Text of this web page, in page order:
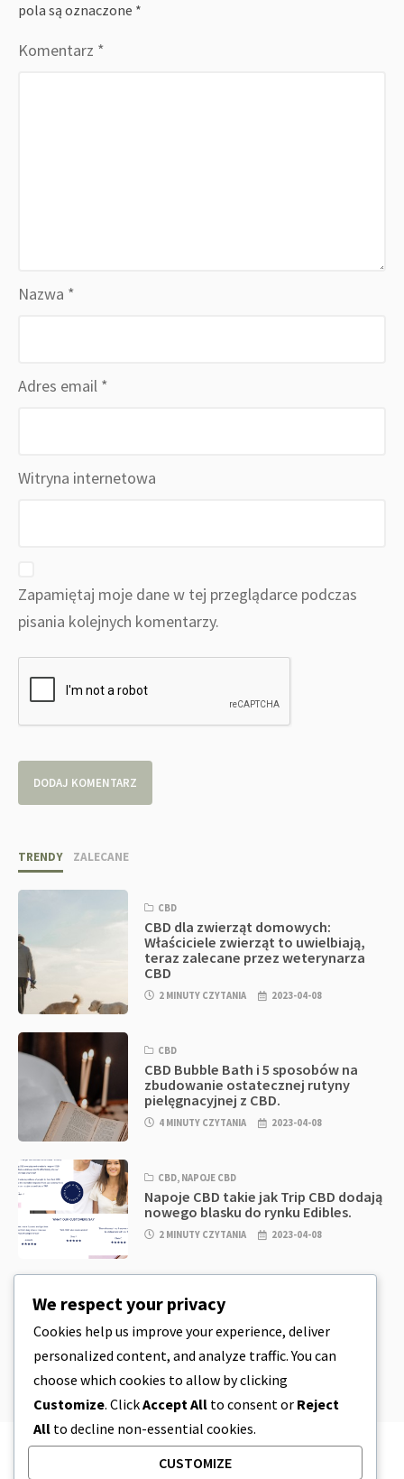
pola są oznaczone *
Komentarz *
Nazwa *
Adres email *
Witryna internetowa
Zapamiętaj moje dane w tej przeglądarce podczas
pisania kolejnych komentarzy.
TRENDY ZALECANE
CBD
CBD dla zwierząt domowych:
Właściciele zwierząt to uwielbiają,
teraz zalecane przez weterynarza
CBD
2 MINUTY CZYTANIA 2023-04-08
CBD
CBD Bubble Bath i 5 sposobów na
zbudowanie ostatecznej rutyny
pielęgnacyjnej z CBD.
4 MINUTY CZYTANIA 2023-04-08
CBD, NAPOJE CBD
Napoje CBD takie jak Trip CBD dodają
nowego blasku do rynku Edibles.
2 MINUTY CZYTANIA 2023-04-08
CBD EDIBLES
CBD Cookie Dough & Incredibly
Simple CBD Edibles You Can Make at
Home
4 MINUTY CZYTANIA
We respect your privacy
Cookies help us improve your experience, deliver
personalized content, and analyze traffic. You can
choose which cookies to allow by clicking
Customize. ClickAccept All to consent or Reject
All to decline non-essential cookies.
CUSTOMIZE